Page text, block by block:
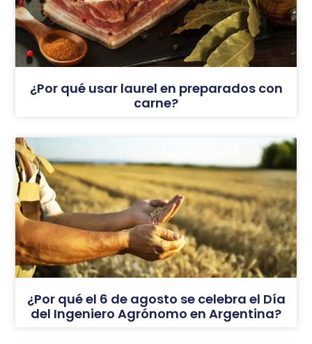
¿Por qué usar laurel en preparados con
carne?
¿Por qué el 6 de agosto se celebra el Día
del Ingeniero Agrónomo en Argentina?